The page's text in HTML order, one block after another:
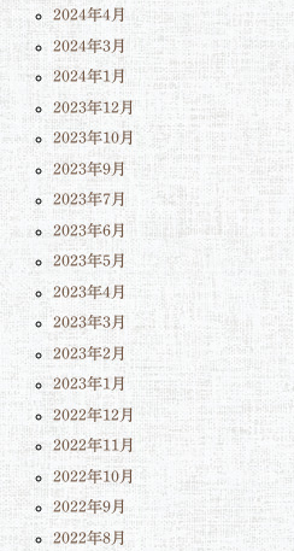
2024年4月
2024年3月
2024年1月
2023年12月
2023年10月
2023年9月
2023年7月
2023年6月
2023年5月
2023年4月
2023年3月
2023年2月
2023年1月
2022年12月
2022年11月
2022年10月
2022年9月
2022年8月